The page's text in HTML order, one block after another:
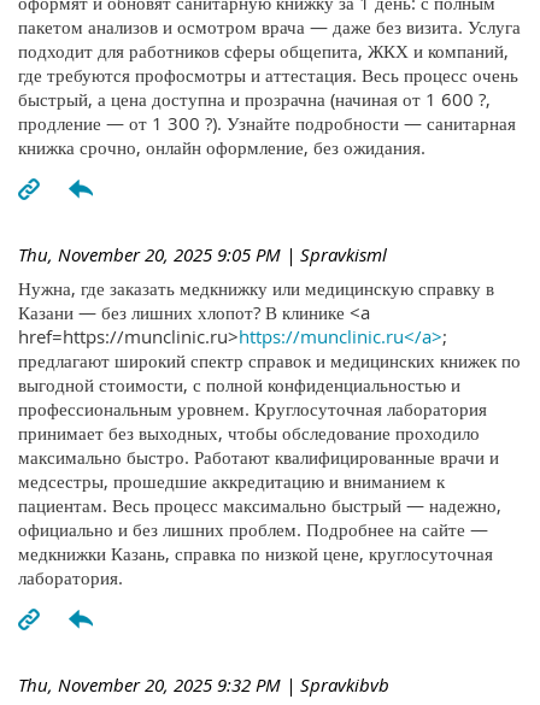
пакетом анализов и осмотром врача — даже без визита. Услуга
подходит для работников сферы общепита, ЖКХ и компаний,
где требуются профосмотры и аттестация. Весь процесс очень
быстрый, а цена доступна и прозрачна (начиная от 1 600 ?,
продление — от 1 300 ?). Узнайте подробности — санитарная
книжка срочно, онлайн оформление, без ожидания.
Thu, November 20, 2025 9:05 PM | Spravkisml
Нужна, где заказать медкнижку или медицинскую справку в
Казани — без лишних хлопот? В клинике <a
href=https://munclinic.ru>https://munclinic.ru</a>;
предлагают широкий спектр справок и медицинских книжек по
выгодной стоимости, с полной конфиденциальностью и
профессиональным уровнем. Круглосуточная лаборатория
принимает без выходных, чтобы обследование проходило
максимально быстро. Работают квалифицированные врачи и
медсестры, прошедшие аккредитацию и вниманием к
пациентам. Весь процесс максимально быстрый — надежно,
официально и без лишних проблем. Подробнее на сайте —
медкнижки Казань, справка по низкой цене, круглосуточная
лаборатория.
Thu, November 20, 2025 9:32 PM | Spravkibvb